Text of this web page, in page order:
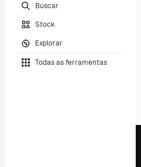
Buscar
Stock
Explorar
Todas as ferramentas